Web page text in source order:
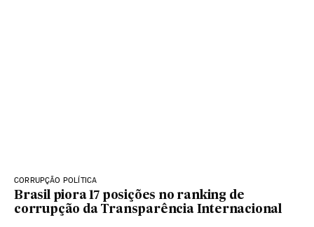
CORRUPÇÃO POLÍTICA
Brasil piora 17 posições no ranking de
corrupção da Transparência Internacional